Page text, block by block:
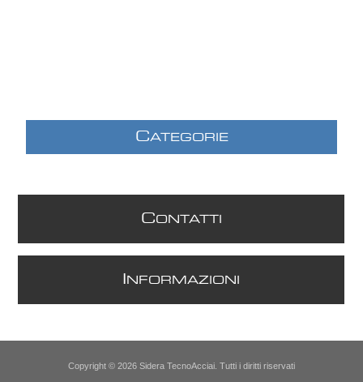
CATEGORIE
CONTATTI
NFORMAZIONI
Copyright © 2026 Sidera TecnoAcciai. Tutti i diritti riservati